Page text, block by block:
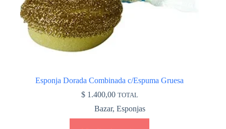
Esponja Dorada Combinada c/Espuma Gruesa
$1.400,00 TOTAL
Bazar, Esponjas